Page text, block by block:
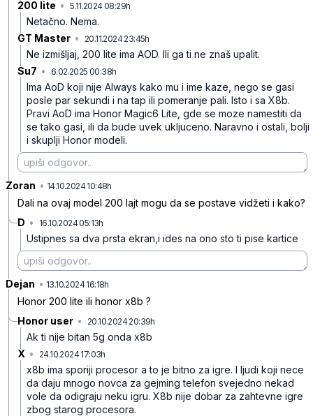
200 lite • 5.11.2024 08:29h
Netačno. Nema.
GT Master • 20.11.2024 23:45h
Ne izmišljaj, 200 lite ima AOD. Ili ga ti ne znaš upalit.
Su7 • 6.02.2025 00:38h
Ima AoD koji nije Always kako mu i ime kaze, nego se gasi
posle par sekundi i na tap ili pomeranje pali. Isto i sa X8b.
Pravi AoD ima Honor Magic6 Lite, gde se moze namestiti da
se tako gasi, ili da bude uvek ukljuceno. Naravno i ostali, bolji
i skuplji Honor modeli.
Zoran • 14.10.2024 10:48h
Dali na ovaj model 200 lajt mogu da se postave vidžeti i kako?
D • 16.10.2024 05:13h
Ustipnes sa dva prsta ekran,i ides na ono sto ti pise kartice
Dejan • 13.10.2024 16:18h
Honor 200 lite ili honor x8b ?
Honor user • 20.10.2024 20:39h
Ak ti nije bitan 5g onda x8b
X • 24.10.2024 17:03h
x8b ima sporiji procesor a to je bitno za igre. I ljudi koji nece
da daju mnogo novca za gejming telefon svejedno nekad
vole da odigraju neku igru. X8b nije dobar za zahtevne igre
zbog starog procesora.